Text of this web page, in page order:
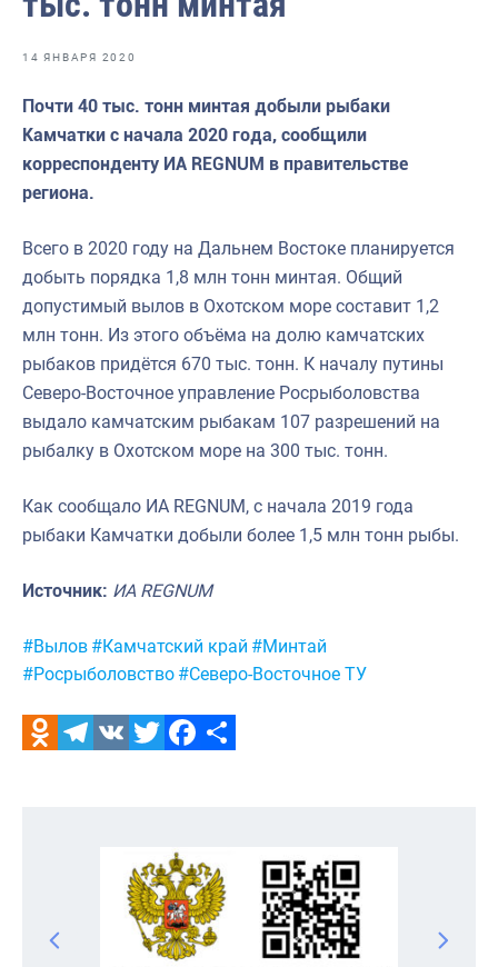
Отраслевые СМИ
Выставки и конференции
Научно-практическая литература
Рыбоохрана России
Большая африканская экспедиция
Укрепление духовно-нравственных ценностей
14 ЯНВАРЯ 2020
Почти 40 тыс. тонн минтая добыли рыбаки
Камчатки с начала 2020 года, сообщили
корреспонденту ИА REGNUM в правительстве
региона.
Всего в 2020 году на Дальнем Востоке планируется
добыть порядка 1,8 млн тонн минтая. Общий
допустимый вылов в Охотском море составит 1,2
млн тонн. Из этого объёма на долю камчатских
рыбаков придётся 670 тыс. тонн. К началу путины
Северо-Восточное управление Росрыболовства
выдало камчатским рыбакам 107 разрешений на
рыбалку в Охотском море на 300 тыс. тонн.
Как сообщало ИА REGNUM, с начала 2019 года
рыбаки Камчатки добыли более 1,5 млн тонн рыбы.
Источник: ИА REGNUM
Метки:
#Вылов #Камчатский край #Минтай
#Росрыболовство #Северо-Восточное ТУ